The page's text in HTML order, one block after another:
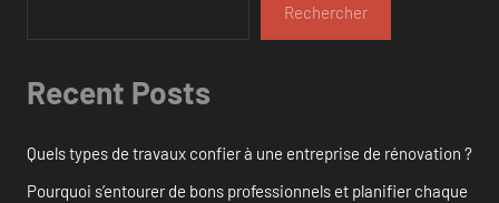
Rechercher
Recent Posts
Quels types de travaux confier à une entreprise de rénovation ?
Pourquoi s’entourer de bons professionnels et planifier chaque